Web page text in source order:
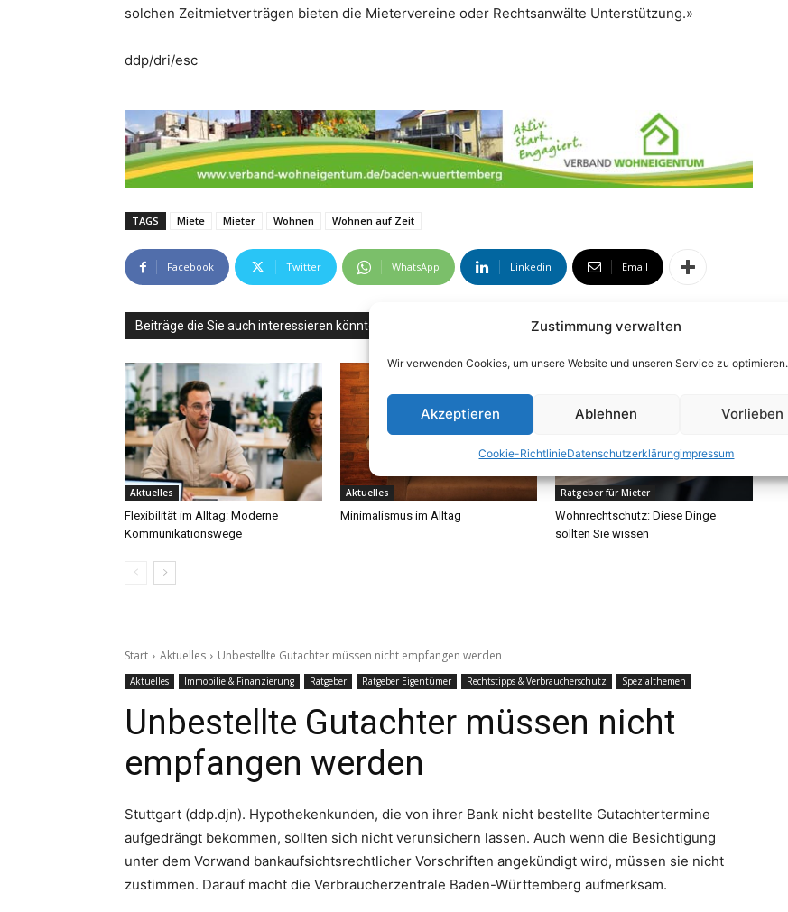
Zustimmung verwalten
Wir verwenden Cookies, um unsere Website und unseren Service zu optimieren.
Akzeptieren Ablehnen Vorlieben
Cookie-RichtlinieDatenschutzerklärungimpressum
solchen Zeitmietverträgen bieten die Mietervereine oder Rechtsanwälte Unterstützung.»
ddp/dri/esc
TAGS Miete Mieter Wohnen Wohnen auf Zeit
Facebook Twitter WhatsApp Linkedin Email
Beiträge die Sie auch interessieren könnten
Aktuelles
Flexibilität im Alltag: Moderne
Kommunikationswege
Aktuelles
Minimalismus im Alltag
Ratgeber für Mieter
Wohnrechtschutz: Diese Dinge
sollten Sie wissen